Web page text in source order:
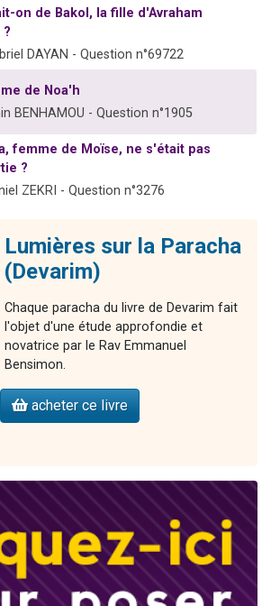
Il reste 49 places pour étudier en groupe sur Zoom
12 nouvelles musiques dans Torah-Box Music
on de Bakol, la fille d'Avraham
?
DAYAN - Question n°69722
de Noa'h
BENHAMOU - Question n°1905
femme de Moïse, ne s'était pas
?
ZEKRI - Question n°3276
Lumières sur la Paracha
(Devarim)
Chaque paracha du livre de Devarim fait
l'objet d'une étude approfondie et
novatrice par le Rav Emmanuel
Bensimon.
acheter ce livre